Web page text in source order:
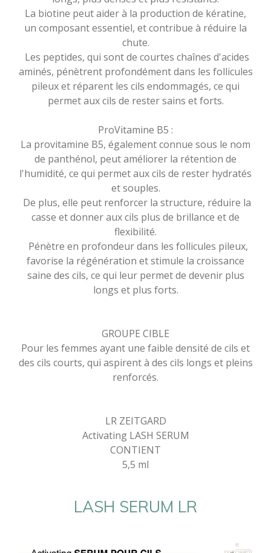
La biotine peut aider à la production de kératine,
un composant essentiel, et contribue à réduire la
chute.
Les peptides, qui sont de courtes chaînes d'acides
aminés, pénètrent profondément dans les follicules
pileux et réparent les cils endommagés, ce qui
permet aux cils de rester sains et forts.
ProVitamine B5 :
La provitamine B5, également connue sous le nom
de panthénol, peut améliorer la rétention de
l'humidité, ce qui permet aux cils de rester hydratés
et souples.
De plus, elle peut renforcer la structure, réduire la
casse et donner aux cils plus de brillance et de
flexibilité.
Pénètre en profondeur dans les follicules pileux,
favorise la régénération et stimule la croissance
saine des cils, ce qui leur permet de devenir plus
longs et plus forts.
GROUPE CIBLE
Pour les femmes ayant une faible densité de cils et
des cils courts, qui aspirent à des cils longs et pleins
renforcés.
LR ZEITGARD
Activating LASH SERUM
CONTIENT
5,5 ml
LASH SERUM LR